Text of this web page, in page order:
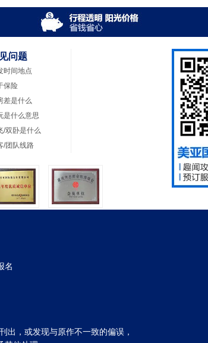
问题
时间地点
保险
差是什么
是什么意思
/双卧是什么
/团队线路
名
出，或发现与原作不一致的偏误，